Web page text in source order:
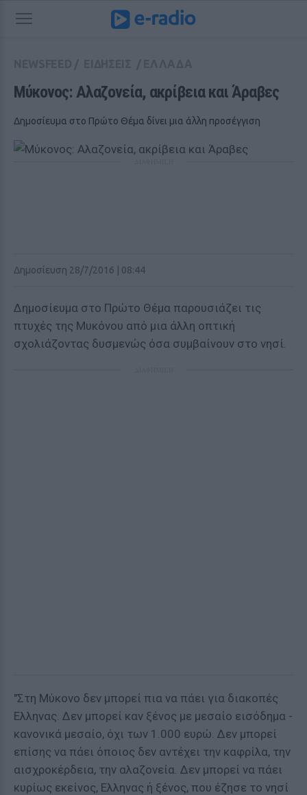
Μύκονος: Αλαζονεία, ακρίβεια και Άραβες
Δημοσίευμα στο Πρώτο Θέμα δίνει μια άλλη προσέγγιση
Δημοσίευση 28/7/2016 | 08:44
Δημοσίευμα στο Πρώτο Θέμα παρουσιάζει τις
πτυχές της Μυκόνου από μια άλλη οπτική
σχολιάζοντας δυσμενώς όσα συμβαίνουν στο νησί.
"Στη Μύκονο δεν μπορεί πια να πάει για διακοπές
Ελληνας. Δεν μπορεί καν ξένος με μεσαίο εισόδημα -
κανονικά μεσαίο, όχι των 1.000 ευρώ. Δεν μπορεί
επίσης να πάει όποιος δεν αντέχει την καφρίλα, την
αισχροκέρδεια, την αλαζονεία. Δεν μπορεί να πάει
κυρίως εκείνος, Ελληνας ή ξένος, που έζησε το νησί